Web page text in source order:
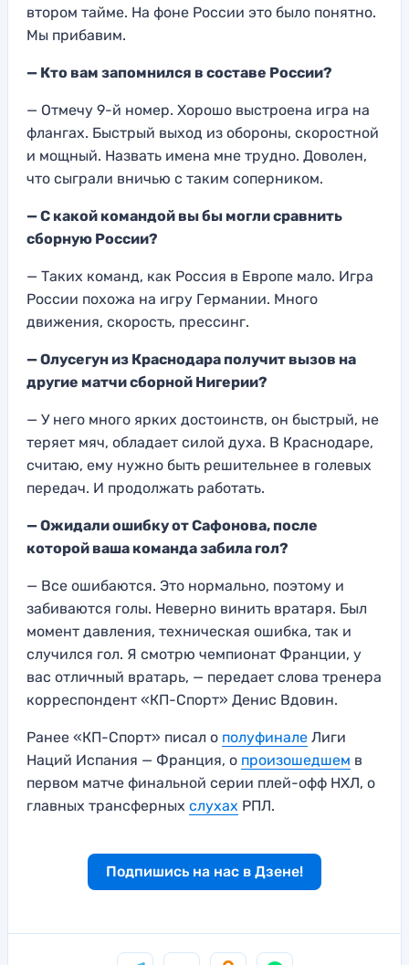
втором тайме. На фоне России это было понятно.
Мы прибавим.
— Кто вам запомнился в составе России?
— Отмечу 9-й номер. Хорошо выстроена игра на
флангах. Быстрый выход из обороны, скоростной
и мощный. Назвать имена мне трудно. Доволен,
что сыграли вничью с таким соперником.
— С какой командой вы бы могли сравнить
сборную России?
— Таких команд, как Россия в Европе мало. Игра
России похожа на игру Германии. Много
движения, скорость, прессинг.
— Олусегун из Краснодара получит вызов на
другие матчи сборной Нигерии?
— У него много ярких достоинств, он быстрый, не
теряет мяч, обладает силой духа. В Краснодаре,
считаю, ему нужно быть решительнее в голевых
передач. И продолжать работать.
— Ожидали ошибку от Сафонова, после
которой ваша команда забила гол?
— Все ошибаются. Это нормально, поэтому и
забиваются голы. Неверно винить вратаря. Был
момент давления, техническая ошибка, так и
случился гол. Я смотрю чемпионат Франции, у
вас отличный вратарь, — передает слова тренера
корреспондент «КП-Спорт» Денис Вдовин.
Ранее «КП-Спорт» писал о полуфинале Лиги
Наций Испания — Франция, о произошедшем в
первом матче финальной серии плей-офф НХЛ, о
главных трансферных слухах РПЛ.
Подпишись на нас в Дзене!